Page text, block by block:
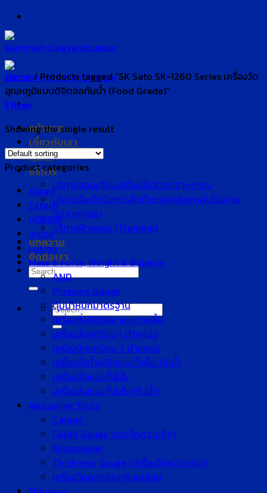
Skip
to
content
หน้าแรก
เกี่ยวกับเรา
สินค้า
บริการ
บริการสอบเทียบเครื่องมือวัดอุตสาหกรรม
บริการรับดำเนินการจัดทำระบบคุณภาพในโรงงาน
อุตสาหกรรม
บริการฝึกอบรม (Training)
บทความ
ติดต่อเรา
Search
for:
Search
for:
Home /Products tagged “SK Sato SK-1260 Series เครื่องวัด
อุณหภูมิแบบดิจิตอลกันน้ำ (Food Grade)”
Filter
Showing the single result
Product categories
Atago
Extech
HORIBA
Insize
Lutron
Mass & Force, Weight & Balance
AND
Pressure Gauge
ตุ้มน้ำหนักมาตรฐาน
เครื่องชั่งดิจิตอล แบบวางพื้น
เครื่องชั่งทศนิยม 1 ตำแหน่ง
เครื่องชั่งทศนิยม 2 ตำแหน่ง
เครื่องชั่งน้ำหนักแบบตั้งพื้น กันน้ำ
เครื่องชั่งแบบตั้งโต๊ะ
เครื่องชั่งแบบตั้งโต๊ะ (กันน้ำ)
Measuring Tools
Caliper
Depth Gauge (เกจวัดความลึก)
Micrometer
Thickness Gauge (เครื่องวัดความหนา)
เครื่องวัดความหนาผิวเคลือบ